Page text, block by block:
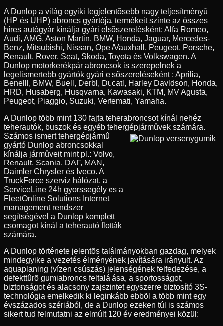
A Dunlop a világ egyiki legjelentõsebb nagy teljesítményû
(HP és UHP) abroncs gyártója, termékeit szinte az összes
híres autógyár kínálja gyári elsõszerelésként: Alfa Romeo,
Audi, AMG, Aston Martin, BMW, Honda, Jaguar, Mercedes-
Benz, Mitsubishi, Nissan, Opel/Vauxhall, Peugeot, Porsche,
Renault, Rover, Seat, Skoda, Toyota és Volkswagen. A
Dunlop motorkerékpár abroncsok is szerepelnek a
legelismertebb gyártók gyári elsõszereléseként : Aprilia,
Benelli, BMW, Buell, Derbi, Ducati, Harley Davidson, Honda,
HRD, Husaberg, Husqvarna, Kawasaki, KTM, MV Agusta,
Peugeot, Piaggio, Suzuki, Vertemati, Yamaha.
A Dunlop több mint 130 fajta teherabroncsot kínál nehéz
teherautók, buszok és egyéb tehergépjármûvek számára.
Számos ismert tehergépjármû
gyártó Dunlop abroncsokkal
kínálja jármûveit mint pl.: Volvo,
Renault, Scania, DAF, MAN,
Daimler Chrysler és Iveco. A
TruckForce szerviz hálózat, a
ServiceLine 24h gyorssegély és a
FleetOnline Solutions Internet
management rendszer
segítségével a Dunlop komplett
csomagot kínál a teherautó flották
számára.
A Dunlop története jelentõs találmányokban gazdag, melyek
mindegyike a vezetés élményének javítására irányult. Az
aquaplaning (vízen csúszás) jelenségének felfedezése, a
defekttûrõ gumiabroncs feltalálása, a sportosságot,
biztonságot és alacsony zajszintet egyszerre biztosító 3S-
technológia emelkedik ki leginkább ebbõl a több mint egy
évszázados szériából, de a Dunlop ezeken túl is számos
sikert tud felmutatni az elmúlt 120 év eredményei közül: